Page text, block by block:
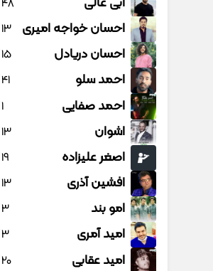
48 آهنگ
احسان خواجه امیری 13 آهنگ
احسان دریادل 15 آهنگ
احمد سلو 41 آهنگ
احمد صفایی 1 آهنگ
اشوان 13 آهنگ
اصغر علیزاده 19 آهنگ
افشین آذری 13 آهنگ
امو بند 3 آهنگ
امید آمری 3 آهنگ
امید عقابی 20 آهنگ